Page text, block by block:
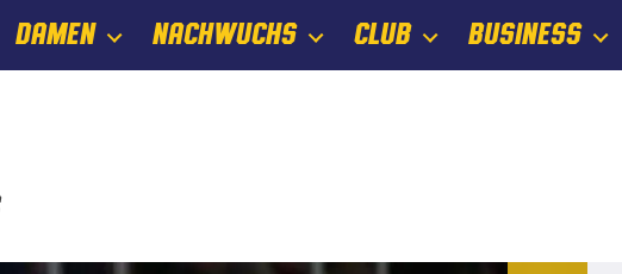
DAMEN NACHWUCHS CLUB BUSINESS